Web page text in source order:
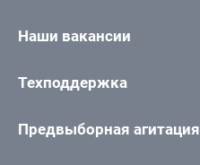
Наши вакансии
Техподдержка
Предвыборная агитация